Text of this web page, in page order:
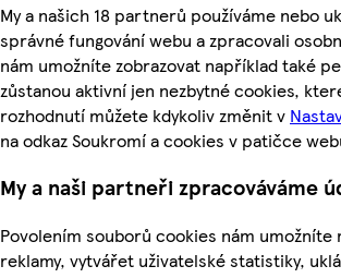
My a našich 18 partnerů používáme nebo
správné fungování webu a zpracovali
nám umožníte zobrazovat například také
zůstanou aktivní jen nezbytné cookies,
rozhodnutí můžete kdykoliv změnit v
na odkaz Soukromí a cookies v patičce
My a naši partneři zpracováváme
Povolením souborů cookies nám
reklamy, vytvářet uživatelské statistiky,